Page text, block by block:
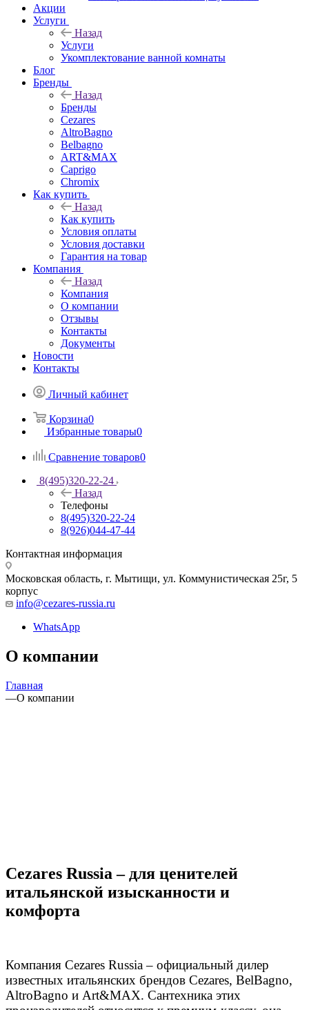
Акции
Услуги
Назад
Услуги
Укомплектование ванной комнаты
Блог
Бренды
Назад
Бренды
Cezares
AltroBagno
Belbagno
ART&MAX
Caprigo
Chromix
Как купить
Назад
Как купить
Условия оплаты
Условия доставки
Гарантия на товар
Компания
Назад
Компания
О компании
Отзывы
Контакты
Документы
Новости
Контакты
Личный кабинет
Корзина0
Избранные товары0
Сравнение товаров0
8(495)320-22-24
Назад
Телефоны
8(495)320-22-24
8(926)044-47-44
Контактная информация
Московская область, г. Мытищи, ул. Коммунистическая 25г, 5
корпус
info@cezares-russia.ru
WhatsApp
О компании
Главная
—О компании
Cezares Russia – для ценителей
итальянской изысканности и
комфорта
Компания Cezares Russia – официальный дилер
известных итальянских брендов Cezares, BelBagno,
AltroBagno и Art&MAX. Сантехника этих